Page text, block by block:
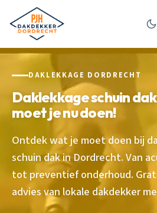
DAKLEKKAGE DORDRECHT
Daklekkage schuin
moet je nu doen!
Ontdek wat je moet doen bij
schuin dak in Dordrecht. Van
tot preventief onderhoud.
advies van lokale dakdekker